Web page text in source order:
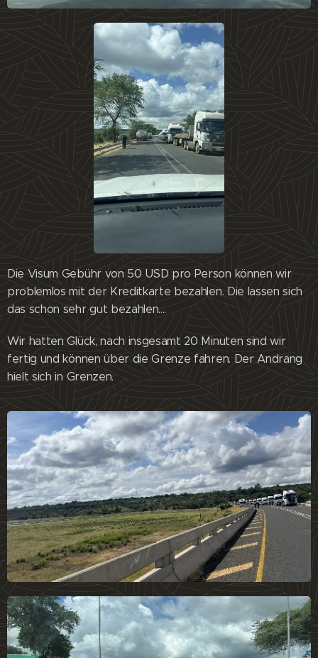
Die Visum Gebühr von 50 USD pro Person können wir
problemlos mit der Kreditkarte bezahlen. Die lassen sich
das schon sehr gut bezahlen....
Wir hatten Glück, nach insgesamt 20 Minuten sind wir
fertig und können über die Grenze fahren. Der Andrang
hielt sich in Grenzen.